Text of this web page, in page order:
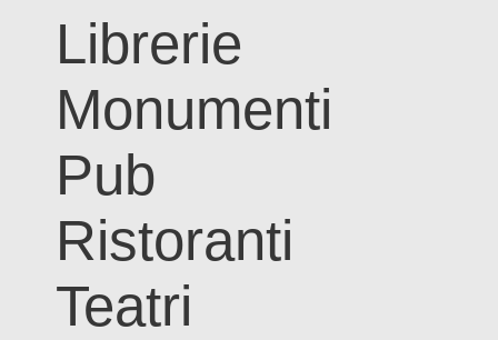
Librerie
Monumenti
Pub
Ristoranti
Teatri